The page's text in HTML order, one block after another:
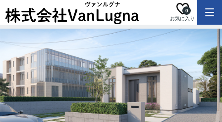
お気に入り
0